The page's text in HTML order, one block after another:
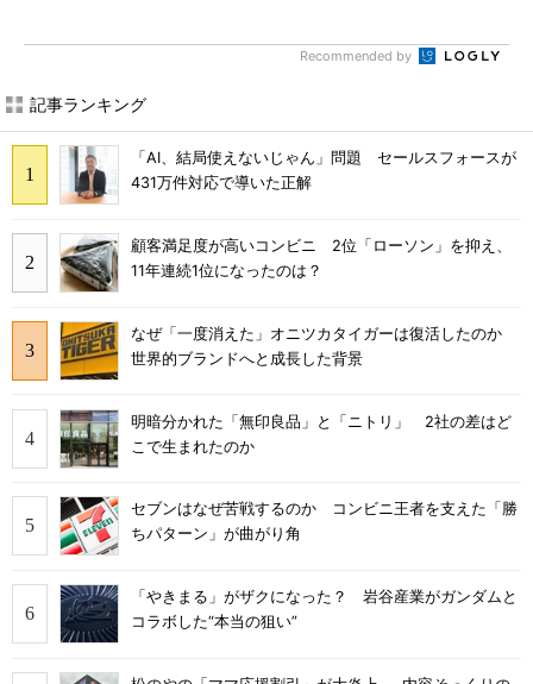
Recommended by
記事ランキング
「AI、結局使えないじゃん」問題 セールスフォースが
431万件対応で導いた正解
顧客満足度が高いコンビニ 2位「ローソン」を抑え、
11年連続1位になったのは？
なぜ「一度消えた」オニツカタイガーは復活したのか
世界的ブランドへと成長した背景
明暗分かれた「無印良品」と「ニトリ」 2社の差はど
こで生まれたのか
セブンはなぜ苦戦するのか コンビニ王者を支えた「勝
ちパターン」が曲がり角
「やきまる」がザクになった？ 岩谷産業がガンダムと
コラボした“本当の狙い”